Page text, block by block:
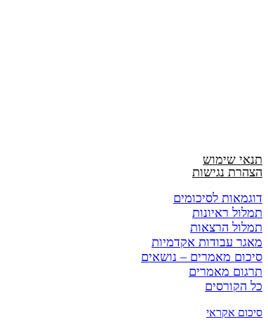
תנאי שימוש
הצהרת נגישות
דוגמאות לסיכומים
תמלול ראיונות
תמלול הרצאות
מאגר עבודות אקדמיות
סיכום מאמרים – נושאים
תרגום מאמרים
כל הקורסים
סיכום אקראי